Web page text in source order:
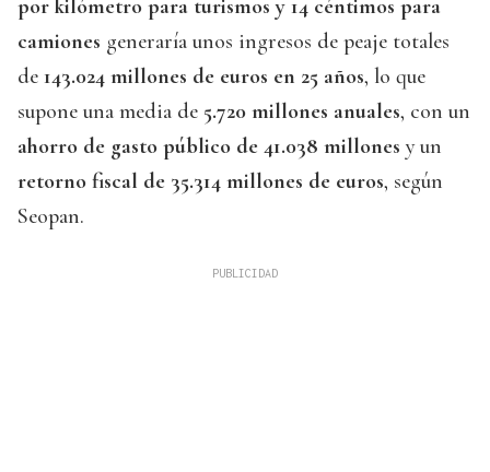
por kilómetro para turismos y 14 céntimos para
camiones generaría unos ingresos de peaje totales
de 143.024 millones de euros en 25 años, lo que
supone una media de 5.720 millones anuales, con un
ahorro de gasto público de 41.038 millones y un
retorno fiscal de 35.314 millones de euros, según
Seopan.